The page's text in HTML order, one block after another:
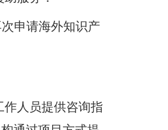
申请海外知识产
作人员提供咨询指